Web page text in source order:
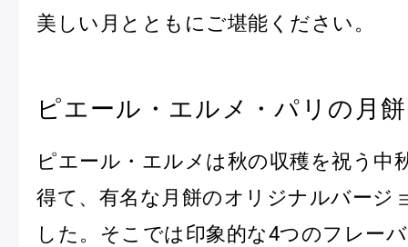
Journal & Informations
美しい月とともにご堪能ください。
ピエール・エルメ・パリの月餅
ピエール・エルメは秋の収穫を祝う中
得て、有名な月餅のオリジナルバージ
した。そこでは印象的な4つのフレー